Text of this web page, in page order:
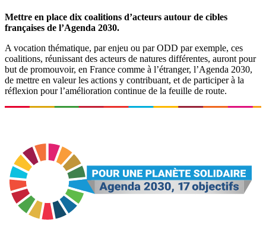
Mettre en place dix coalitions d’acteurs autour de cibles
françaises de l’Agenda 2030.
A vocation thématique, par enjeu ou par ODD par exemple, ces
coalitions, réunissant des acteurs de natures différentes, auront pour
but de promouvoir, en France comme à l’étranger, l’Agenda 2030,
de mettre en valeur les actions y contribuant, et de participer à la
réflexion pour l’amélioration continue de la feuille de route.